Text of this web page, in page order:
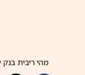
מהי ריבית